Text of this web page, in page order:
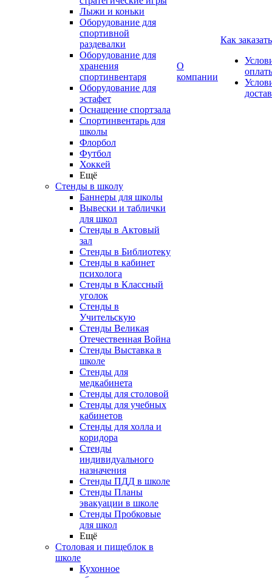
Лыжи и коньки
Оборудование для
спортивной
раздевалки
Оборудование для
хранения
спортинвентаря
Оборудование для
эстафет
Оснащение спортзала
Спортинвентарь для
школы
Флорбол
Футбол
Хоккей
Ещё
Стенды в школу
Баннеры для школы
Вывески и таблички
для школ
Стенды в Актовый
зал
Стенды в Библиотеку
Стенды в кабинет
психолога
Стенды в Классный
уголок
Стенды в
Учительскую
Стенды Великая
Отечественная Война
Стенды Выставка в
школе
Стенды для
медкабинета
Стенды для столовой
Стенды для учебных
кабинетов
Стенды для холла и
коридора
Стенды
индивидуального
назначения
Стенды ПДД в школе
Стенды Планы
эвакуации в школе
Стенды Пробковые
для школ
Ещё
Столовая и пищеблок в
школе
Кухонное
О
компании
Как